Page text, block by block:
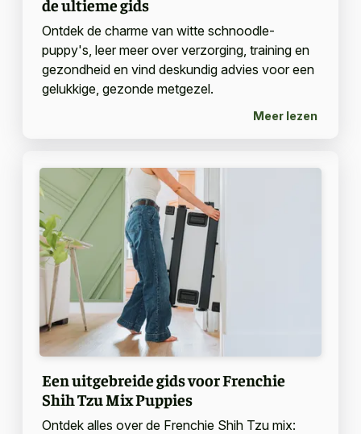
de ultieme gids
Ontdek de charme van witte schnoodle-
puppy's, leer meer over verzorging, training en
gezondheid en vind deskundig advies voor een
gelukkige, gezonde metgezel.
Meer lezen
Een uitgebreide gids voor Frenchie
Shih Tzu Mix Puppies
Ontdek alles over de Frenchie Shih Tzu mix: